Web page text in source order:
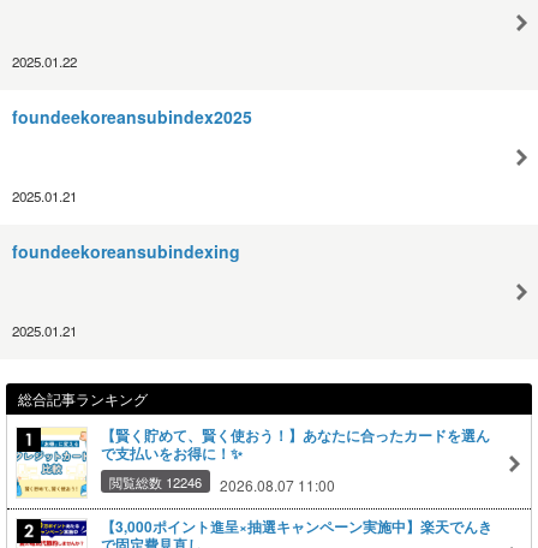
2025.01.22
foundeekoreansubindex2025
2025.01.21
foundeekoreansubindexing
2025.01.21
総合記事ランキング
【賢く貯めて、賢く使おう！】あなたに合ったカードを選ん
で支払いをお得に！✨
閲覧総数 12246 2026.08.07 11:00
【3,000ポイント進呈×抽選キャンペーン実施中】楽天でんき